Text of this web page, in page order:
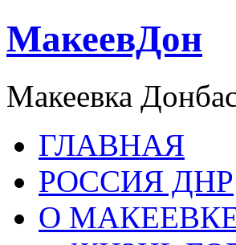
МакеевДон
Макеевка
ГЛАВНАЯ
РОССИЯ ДНР
О